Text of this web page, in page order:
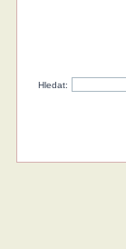
Hledat: